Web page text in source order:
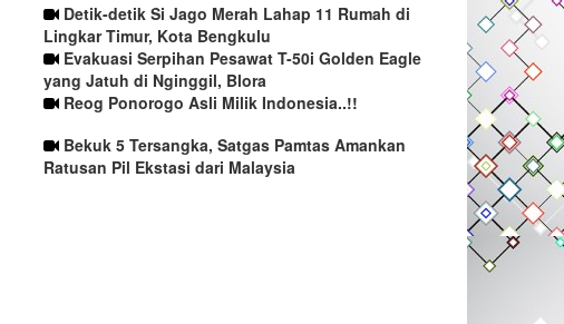
Detik-detik Si Jago Merah Lahap 11 Rumah di
Lingkar Timur, Kota Bengkulu
Evakuasi Serpihan Pesawat T-50i Golden Eagle
yang Jatuh di Nginggil, Blora
Reog Ponorogo Asli Milik Indonesia..!!
Bekuk 5 Tersangka, Satgas Pamtas Amankan
Ratusan Pil Ekstasi dari Malaysia